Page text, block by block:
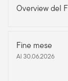
Overview del
Fine mese
Al 30.06.2026